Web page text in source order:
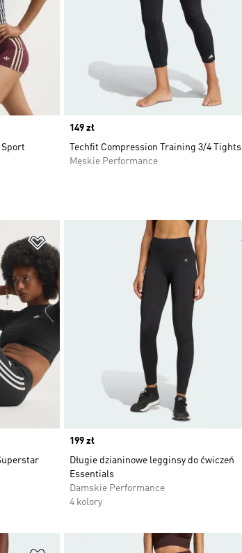
Price
149 zł
Techfit Compression Training 3/4 Tights
Męskie Performance
Dodaj do listy życzeń
Price
199 zł
Długie dzianinowe legginsy do ćwiczeń
Essentials
Damskie Performance
4 kolory